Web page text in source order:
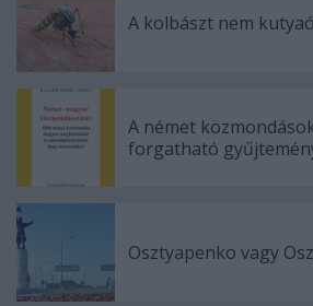
A kolbászt nem
A német
forgatható
Osztyapenko vagy